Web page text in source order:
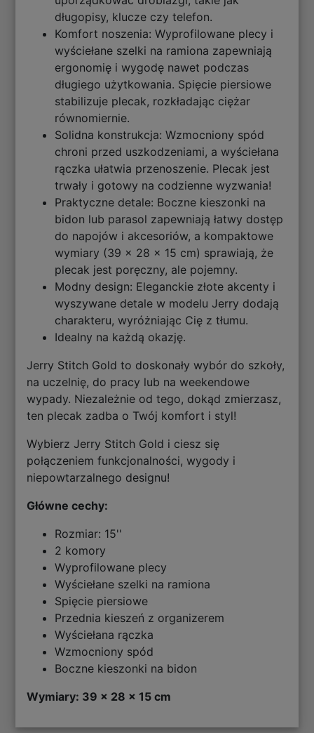
długopisy, klucze czy telefon.
Komfort noszenia: Wyprofilowane plecy i
wyściełane szelki na ramiona zapewniają
ergonomię i wygodę nawet podczas
długiego użytkowania. Spięcie piersiowe
stabilizuje plecak, rozkładając ciężar
równomiernie.
Solidna konstrukcja: Wzmocniony spód
chroni przed uszkodzeniami, a wyściełana
rączka ułatwia przenoszenie. Plecak jest
trwały i gotowy na codzienne wyzwania!
Praktyczne detale: Boczne kieszonki na
bidon lub parasol zapewniają łatwy dostęp
do napojów i akcesoriów, a kompaktowe
wymiary (39 x 28 x 15 cm) sprawiają, że
plecak jest poręczny, ale pojemny.
Modny design: Eleganckie złote akcenty i
wyszywane detale w modelu Jerry dodają
charakteru, wyróżniając Cię z tłumu.
Idealny na każdą okazję.
Jerry Stitch Gold to doskonały wybór do szkoły,
na uczelnię, do pracy lub na weekendowe
wypady. Niezależnie od tego, dokąd zmierzasz,
ten plecak zadba o Twój komfort i styl!
Wybierz Jerry Stitch Gold i ciesz się
połączeniem funkcjonalności, wygody i
niepowtarzalnego designu!
Główne cechy:
Rozmiar: 15''
2 komory
Wyprofilowane plecy
Wyściełane szelki na ramiona
Spięcie piersiowe
Przednia kieszeń z organizerem
Wyściełana rączka
Wzmocniony spód
Boczne kieszonki na bidon
Wymiary: 39 x 28 x 15 cm